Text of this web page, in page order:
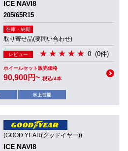
ICE NAVI8
205/65R15
在庫・納期
取り寄せ品(要問い合わせ)
レビュー 0 (0件)
ホイールセット販売価格
90,900円~ 税込/4本
(GOOD YEAR(グッドイヤー))
ICE NAVI8